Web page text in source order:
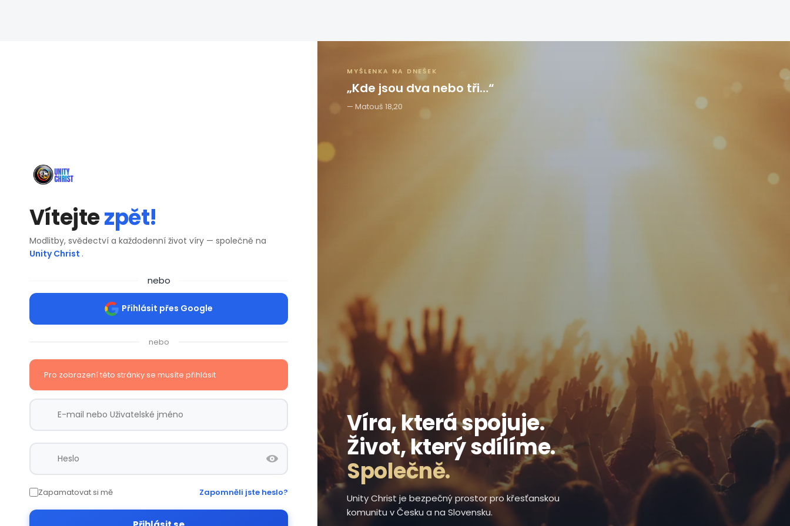
Vítejtezpět!
Modlitby, svědectví a každodenní život víry — společně na
Unity Christ .
nebo
Přihlásit přes Google
nebo
Pro zobrazení této stránky se musíte přihlásit
Zapamatovat si mě Zapomněli jste heslo?
Víra, která spojuje.
Život, který sdílíme.
Společně.
Unity Christ je bezpečný prostor pro křesťanskou
komunitu v Česku a na Slovensku.
MYŠLENKA NA DNEŠEK
„Kde jsou dva nebo tři…“
Matouš 18,20